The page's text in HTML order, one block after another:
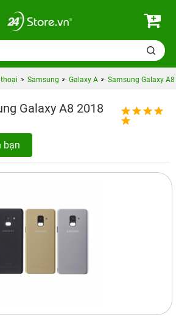
Samsung Galaxy A Samsung Galaxy
Galaxy A8 2018
bạn